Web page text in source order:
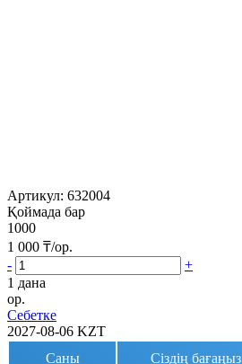
Артикул: 632004
Қоймада бар
1000
1 000 ₸/ор.
-
+
1 дана
ор.
Себетке
2027-08-06 KZT
Саны
Сіздің бағаңыз